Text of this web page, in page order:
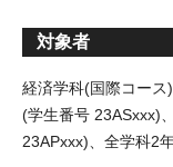
対象者
経済学科(国際コー
(学生番号 23ASxxx)
23APxxx)、全学科2